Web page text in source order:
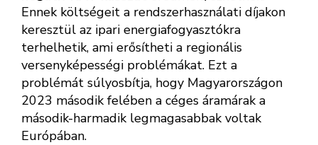
Ennek költségeit a rendszerhasználati díjakon
keresztül az ipari energiafogyasztókra
terhelhetik, ami erősítheti a regionális
versenyképességi problémákat. Ezt a
problémát súlyosbítja, hogy Magyarországon
2023 második felében a céges áramárak a
második-harmadik legmagasabbak voltak
Európában.